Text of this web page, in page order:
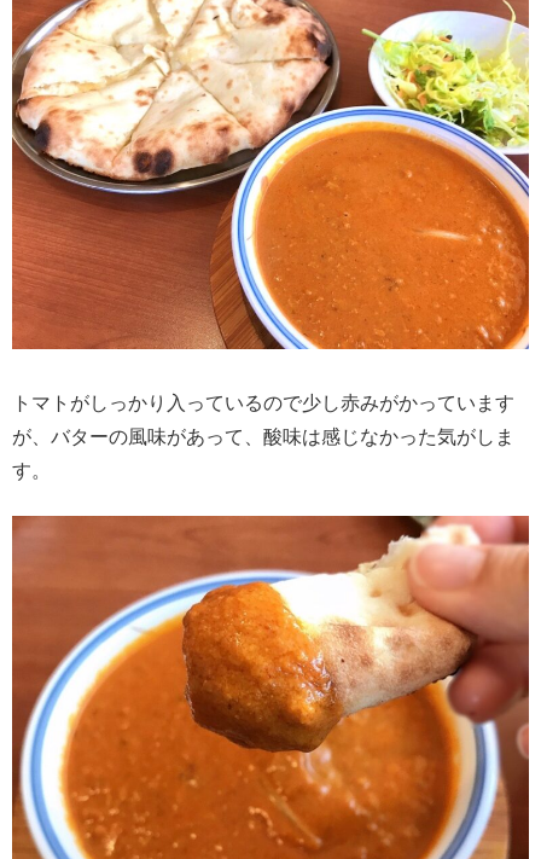
トマトがしっかり入っているので少し赤みがかっています
が、バターの風味があって、酸味は感じなかった気がしま
す。